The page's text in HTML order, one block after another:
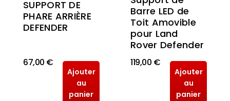
SUPPORT DE
PHARE ARRIÈRE
DEFENDER
67,00 €
Ajouter
au
panier
Barre LED de
Toit Amovible
pour Land
Rover Defender
119,00 €
Ajouter
au
panier